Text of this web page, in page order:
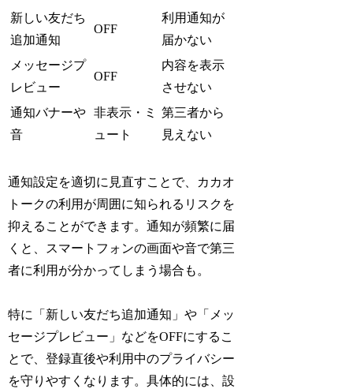
新しい友だち
追加通知
OFF
利用通知が
届かない
メッセージプ
レビュー
OFF
内容を表示
させない
通知バナーや
音
非表示・ミ
ュート
第三者から
見えない
通知設定を適切に見直すことで、カカオ
トークの利用が周囲に知られるリスクを
抑えることができます。通知が頻繁に届
くと、スマートフォンの画面や音で第三
者に利用が分かってしまう場合も。
特に「新しい友だち追加通知」や「メッ
セージプレビュー」などをOFFにするこ
とで、登録直後や利用中のプライバシー
を守りやすくなります。具体的には、設